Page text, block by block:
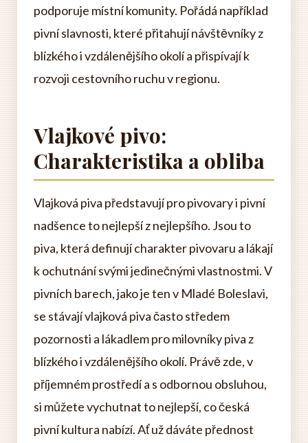
podporuje místní komunity. Pořádá například
pivní slavnosti, které přitahují návštěvníky z
blízkého i vzdálenějšího okolí a přispívají k
rozvoji cestovního ruchu v regionu.
Vlajkové pivo:
Charakteristika a obliba
Vlajková piva představují pro pivovary i pivní
nadšence to nejlepší z nejlepšího. Jsou to
piva, která definují charakter pivovaru a lákají
k ochutnání svými jedinečnými vlastnostmi. V
pivních barech, jako je ten v Mladé Boleslavi,
se stávají vlajková piva často středem
pozornosti a lákadlem pro milovníky piva z
blízkého i vzdálenějšího okolí. Právě zde, v
příjemném prostředí a s odbornou obsluhou,
si můžete vychutnat to nejlepší, co česká
pivní kultura nabízí. Ať už dáváte přednost